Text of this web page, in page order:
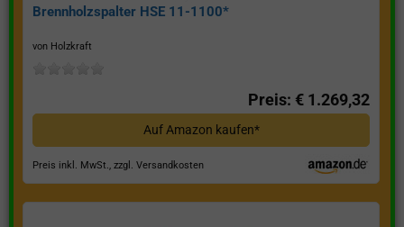
Brennholzspalter HSE 11-1100*
von Holzkraft
Preis: € 1.269,32
Auf Amazon kaufen*
Preis inkl. MwSt., zzgl. Versandkosten